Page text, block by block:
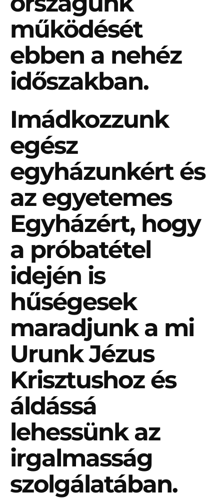
működését
ebben a nehéz
időszakban.
Imádkozzunk
egész
egyházunkért és
az egyetemes
Egyházért, hogy
a próbatétel
idején is
hűségesek
maradjunk a mi
Urunk Jézus
Krisztushoz és
áldássá
lehessünk az
irgalmasság
szolgálatában.